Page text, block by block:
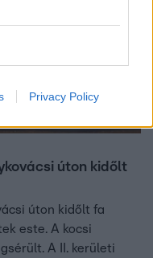
Privacy Policy
úton kidőlt
úton kidőlt fa
este. A kocsi
A II. kerületi